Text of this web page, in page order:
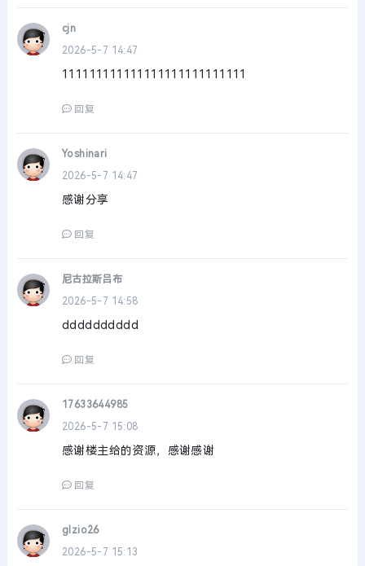
cjn
2026-5-7 14:47
111111111111111111111111111
回复
Yoshinari
2026-5-7 14:47
感谢分享
回复
尼古拉斯吕布
2026-5-7 14:58
dddddddddd
回复
17633644985
2026-5-7 15:08
感谢楼主给的资源，感谢感谢
回复
glzio26
2026-5-7 15:13